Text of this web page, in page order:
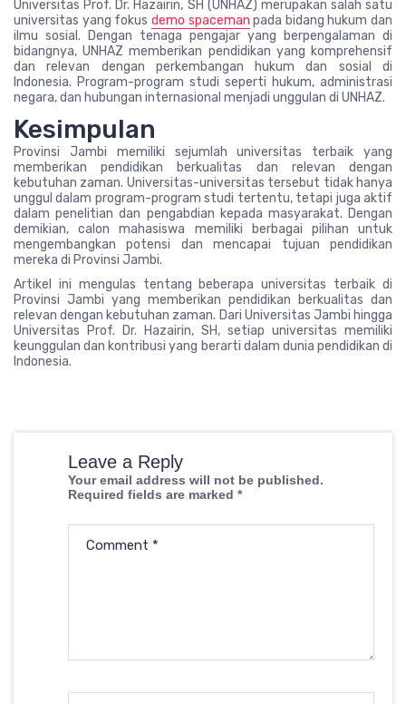
Universitas Prof. Dr. Hazairin, SH (UNHAZ) merupakan salah satu
universitas yang fokus demo spaceman pada bidang hukum dan
ilmu sosial. Dengan tenaga pengajar yang berpengalaman di
bidangnya, UNHAZ memberikan pendidikan yang komprehensif
dan relevan dengan perkembangan hukum dan sosial di
Indonesia. Program-program studi seperti hukum, administrasi
negara, dan hubungan internasional menjadi unggulan di UNHAZ.
Kesimpulan
Provinsi Jambi memiliki sejumlah universitas terbaik yang
memberikan pendidikan berkualitas dan relevan dengan
kebutuhan zaman. Universitas-universitas tersebut tidak hanya
unggul dalam program-program studi tertentu, tetapi juga aktif
dalam penelitian dan pengabdian kepada masyarakat. Dengan
demikian, calon mahasiswa memiliki berbagai pilihan untuk
mengembangkan potensi dan mencapai tujuan pendidikan
mereka di Provinsi Jambi.
Artikel ini mengulas tentang beberapa universitas terbaik di
Provinsi Jambi yang memberikan pendidikan berkualitas dan
relevan dengan kebutuhan zaman. Dari Universitas Jambi hingga
Universitas Prof. Dr. Hazairin, SH, setiap universitas memiliki
keunggulan dan kontribusi yang berarti dalam dunia pendidikan di
Indonesia.
Leave a Reply
Your email address will not be published.
Required fields are marked *
Comment *